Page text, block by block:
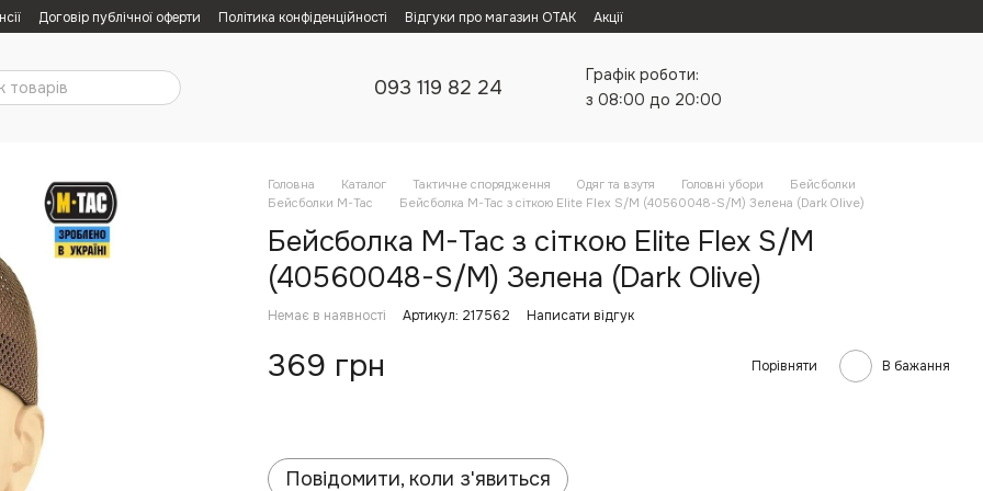
Договір публічної оферти Політика конфіденційності Відгуки про магазин ОТАК Акції
093 119 82 24
Графік роботи:
з 08:00 до 20:00
Головна Каталог Тактичне спорядження Одяг та взутя Головні убори
Бейсболки
Бейсболки M-Tac
Бейсболка M-Tac з сіткою Elite Flex S/M (40560048-S/M) Зелена (Dark Olive)
Бейсболка M-Tac з сіткою Elite Flex S/M
(40560048-S/M) Зелена (Dark Olive)
Немає в наявності Артикул: 217562 Написати відгук
369 грн Порівняти В бажання
Повідомити, коли з'явиться